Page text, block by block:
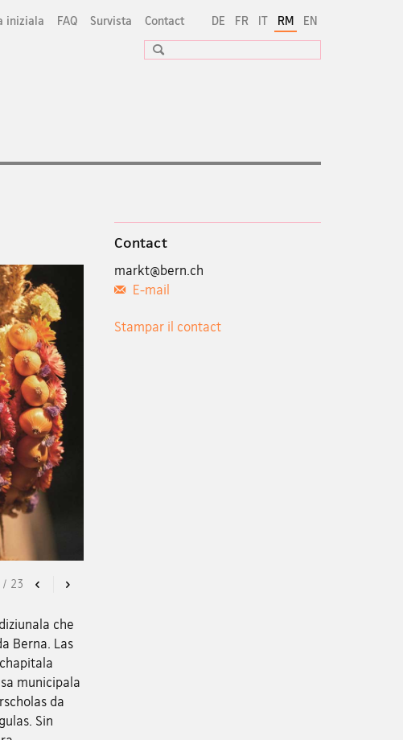
DE FR IT RM EN
iniziala FAQ Survista Contact
Suche
Previous
/ 23
che
Berna. Las
municipala
da
Sin
Contact
markt@bern.ch
E-mail
Stampar il contact